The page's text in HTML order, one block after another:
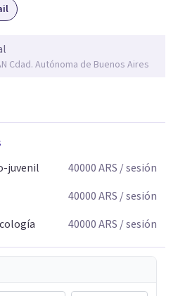
cada sujeto pueda interrogar
singular frente a su
Cdad. Autónoma de Buenos Aires
juvenil
40000ARS / sesión
40000ARS / sesión
40000ARS / sesión